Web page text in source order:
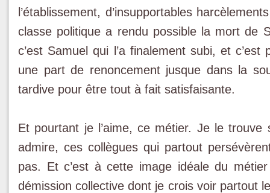
l’établissement, d’insupportables
classe politique a rendu possible la mort de
c’est Samuel qui l’a finalement subi, et
une part de renoncement jusque dans la
tardive pour être tout à fait satisfaisante.
Et pourtant je l’aime, ce métier. Je le trouve
admire, ces collègues qui partout
pas. Et c’est à cette image idéale du
démission collective dont je crois voir partout